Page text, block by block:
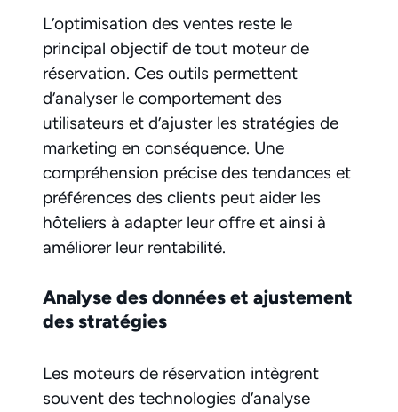
L’optimisation des ventes reste le
principal objectif de tout moteur de
réservation. Ces outils permettent
d’analyser le comportement des
utilisateurs et d’ajuster les stratégies de
marketing en conséquence. Une
compréhension précise des tendances et
préférences des clients peut aider les
hôteliers à adapter leur offre et ainsi à
améliorer leur rentabilité.
Analyse des données et ajustement
des stratégies
Les moteurs de réservation intègrent
souvent des technologies d’analyse